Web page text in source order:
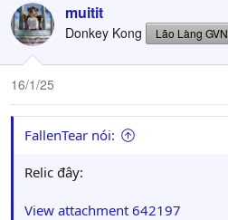
c
t
i
o
n
:
muitit
Donkey Kong Lão Làng GVN
16/1/25
FallenTear nói:
Relic đây:
View attachment 642197